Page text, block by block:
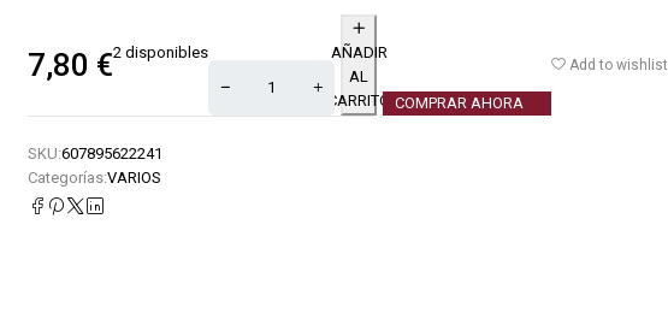
7,80 €2 disponibles
AÑADIR
AL
CARRITO
COMPRAR AHORA
Add to wishlist
SKU:607895622241
Categorías:VARIOS